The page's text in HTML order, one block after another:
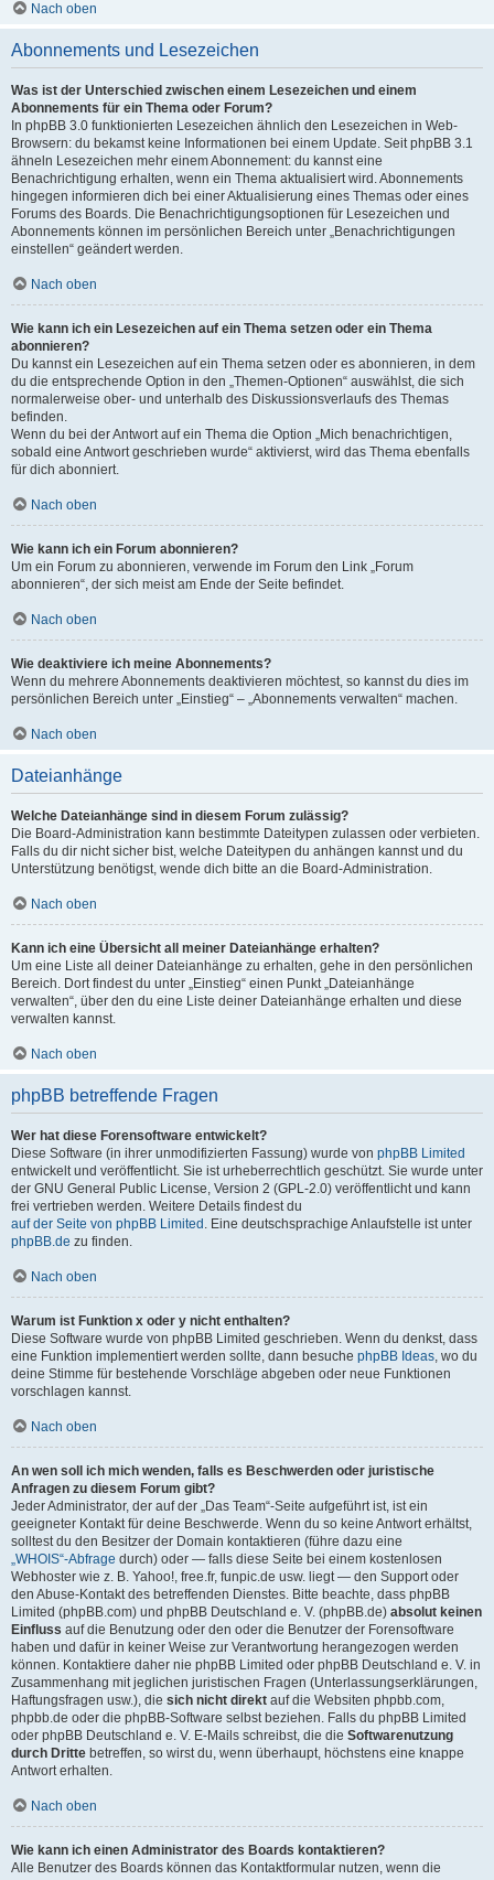
Nach oben
Abonnements und Lesezeichen
Was ist der Unterschied zwischen einem Lesezeichen und einem
Abonnements für ein Thema oder Forum?
In phpBB 3.0 funktionierten Lesezeichen ähnlich den Lesezeichen in Web-
Browsern: du bekamst keine Informationen bei einem Update. Seit phpBB 3.1
ähneln Lesezeichen mehr einem Abonnement: du kannst eine
Benachrichtigung erhalten, wenn ein Thema aktualisiert wird. Abonnements
hingegen informieren dich bei einer Aktualisierung eines Themas oder eines
Forums des Boards. Die Benachrichtigungsoptionen für Lesezeichen und
Abonnements können im persönlichen Bereich unter „Benachrichtigungen
einstellen“ geändert werden.
Nach oben
Wie kann ich ein Lesezeichen auf ein Thema setzen oder ein Thema
abonnieren?
Du kannst ein Lesezeichen auf ein Thema setzen oder es abonnieren, in dem
du die entsprechende Option in den „Themen-Optionen“ auswählst, die sich
normalerweise ober- und unterhalb des Diskussionsverlaufs des Themas
befinden.
Wenn du bei der Antwort auf ein Thema die Option „Mich benachrichtigen,
sobald eine Antwort geschrieben wurde“ aktivierst, wird das Thema ebenfalls
für dich abonniert.
Nach oben
Wie kann ich ein Forum abonnieren?
Um ein Forum zu abonnieren, verwende im Forum den Link „Forum
abonnieren“, der sich meist am Ende der Seite befindet.
Nach oben
Wie deaktiviere ich meine Abonnements?
Wenn du mehrere Abonnements deaktivieren möchtest, so kannst du dies im
persönlichen Bereich unter „Einstieg“ – „Abonnements verwalten“ machen.
Nach oben
Dateianhänge
Welche Dateianhänge sind in diesem Forum zulässig?
Die Board-Administration kann bestimmte Dateitypen zulassen oder verbieten.
Falls du dir nicht sicher bist, welche Dateitypen du anhängen kannst und du
Unterstützung benötigst, wende dich bitte an die Board-Administration.
Nach oben
Kann ich eine Übersicht all meiner Dateianhänge erhalten?
Um eine Liste all deiner Dateianhänge zu erhalten, gehe in den persönlichen
Bereich. Dort findest du unter „Einstieg“ einen Punkt „Dateianhänge
verwalten“, über den du eine Liste deiner Dateianhänge erhalten und diese
verwalten kannst.
Nach oben
phpBB betreffende Fragen
Wer hat diese Forensoftware entwickelt?
Diese Software (in ihrer unmodifizierten Fassung) wurde von phpBB Limited
entwickelt und veröffentlicht. Sie ist urheberrechtlich geschützt. Sie wurde unter
der GNU General Public License, Version 2 (GPL-2.0) veröffentlicht und kann
frei vertrieben werden. Weitere Details findest du
auf der Seite von phpBB Limited . Eine deutschsprachige Anlaufstelle ist unter
phpBB.de zu finden.
Nach oben
Warum ist Funktion x oder y nicht enthalten?
Diese Software wurde von phpBB Limited geschrieben. Wenn du denkst, dass
eine Funktion implementiert werden sollte, dann besuche phpBB Ideas, wo du
deine Stimme für bestehende Vorschläge abgeben oder neue Funktionen
vorschlagen kannst.
Nach oben
An wen soll ich mich wenden, falls es Beschwerden oder juristische
Anfragen zu diesem Forum gibt?
Jeder Administrator, der auf der „Das Team“-Seite aufgeführt ist, ist ein
geeigneter Kontakt für deine Beschwerde. Wenn du so keine Antwort erhältst,
solltest du den Besitzer der Domain kontaktieren (führe dazu eine
„WHOIS“-Abfrage durch) oder — falls diese Seite bei einem kostenlosen
Webhoster wie z. B. Yahoo!, free.fr, funpic.de usw. liegt — den Support oder
den Abuse-Kontakt des betreffenden Dienstes. Bitte beachte, dass phpBB
Limited (phpBB.com) und phpBB Deutschland e. V. (phpBB.de) absolut keinen
Einfluss auf die Benutzung oder den oder die Benutzer der Forensoftware
haben und dafür in keiner Weise zur Verantwortung herangezogen werden
können. Kontaktiere daher nie phpBB Limited oder phpBB Deutschland e. V. in
Zusammenhang mit jeglichen juristischen Fragen (Unterlassungserklärungen,
Haftungsfragen usw.), die sich nicht direkt auf die Websiten phpbb.com,
phpbb.de oder die phpBB-Software selbst beziehen. Falls du phpBB Limited
oder phpBB Deutschland e. V. E-Mails schreibst, die die Softwarenutzung
durch Dritte betreffen, so wirst du, wenn überhaupt, höchstens eine knappe
Antwort erhalten.
Nach oben
Wie kann ich einen Administrator des Boards kontaktieren?
Alle Benutzer des Boards können das Kontaktformular nutzen, wenn die